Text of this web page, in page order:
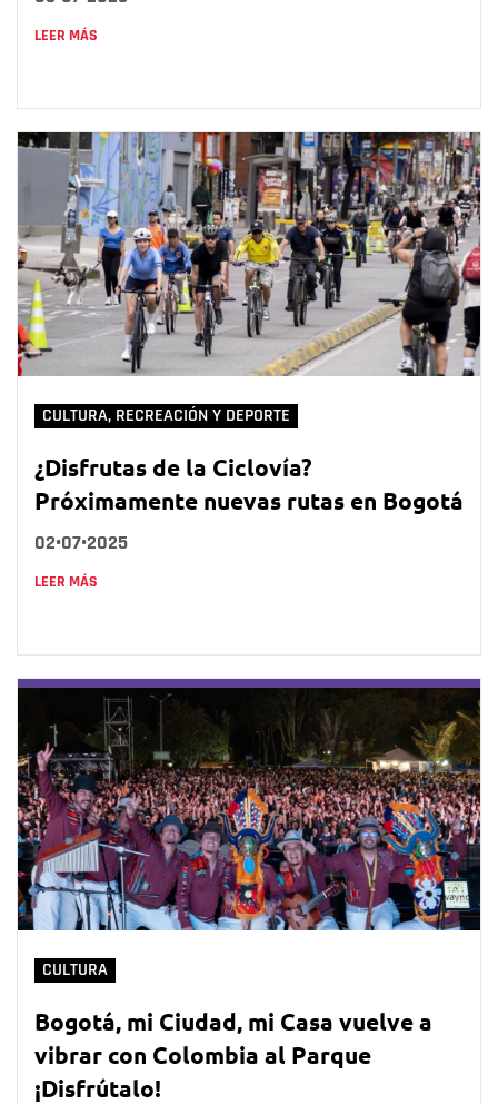
LEER MÁS
CULTURA, RECREACIÓN Y DEPORTE
¿Disfrutas de la Ciclovía?
Próximamente nuevas rutas en Bogotá
02•07•2025
LEER MÁS
CULTURA
Bogotá, mi Ciudad, mi Casa vuelve a
vibrar con Colombia al Parque
¡Disfrútalo!